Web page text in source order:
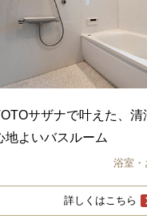
サザナで叶えた、清
地よいバスルーム
浴室・
詳しくはこちら